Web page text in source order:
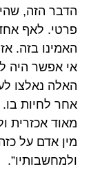
הדבר הזה,
פרטי. לאף
האמינו בזה.
אי אפשר היה
האלה נאלצו
אחר לחיות
מאוד אכזרית
מין אדם על
ולמחשבותיו”.